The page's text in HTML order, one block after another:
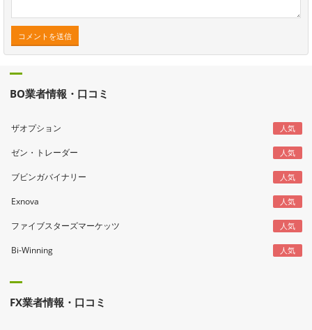
BO業者情報・口コミ
ザオプション 人気
ゼン・トレーダー 人気
ブビンガバイナリー 人気
Exnova 人気
ファイブスターズマーケッツ 人気
Bi-Winning 人気
FX業者情報・口コミ